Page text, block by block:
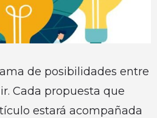
de posibilidades entre
Cada propuesta que
estará acompañada